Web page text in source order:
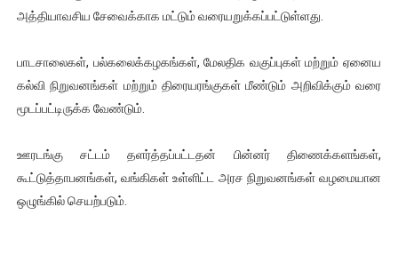
அத்தியாவசிய சேவைக்காக மட்டும் வரையறுக்கப்பட்டுள்ளது.
பாடசாலைகள், பல்கலைக்கழகங்கள், மேலதிக வகுப்புகள் மற்றும் ஏனைய
கல்வி நிறுவனங்கள் மற்றும் திரையரங்குகள் மீண்டும் அறிவிக்கும் வரை
மூடப்பட்டிருக்க வேண்டும்.
ஊரடங்கு சட்டம் தளர்த்தப்பட்டதன் பின்னர் திணைக்களங்கள்,
கூட்டுத்தாபனங்கள், வங்கிகள் உள்ளிட்ட அரச நிறுவனங்கள் வழமையான
ஒழுங்கில் செயற்படும்.